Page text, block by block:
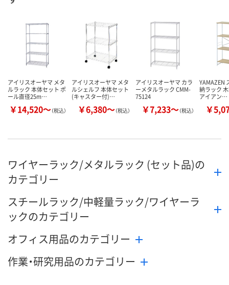
数量
カゴへ
数量
カゴへ カ
アイリスオーヤマ メタ
ルラック 本体セット ポ
ール直径25m…
￥14,520～（税込）
アイリスオーヤマ メタ
ルシェルフ 本体セット
(キャスター付)…
￥6,380～（税込）
アイリスオーヤマ カラ
ーメタルラック CMM-
75124
￥7,233～（税込）
YAMAZEN
納ラック
アイアン…
￥
ワイヤーラック/メタルラック (セット品)の
カテゴリー
スチールラック/中軽量ラック/ワイヤーラ
ックのカテゴリー
オフィス用品のカテゴリー
作業・研究用品のカテゴリー